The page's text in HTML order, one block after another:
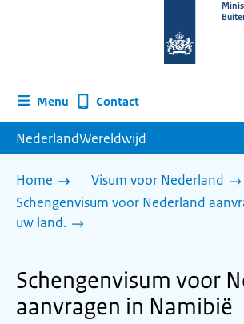
homepage
Menu Contact
NederlandWereldwijd
Home
Visum voor Nederland
Schengenvisum voor Nederland
uw land.
Schengenvisum voor
aanvragen in Namibië